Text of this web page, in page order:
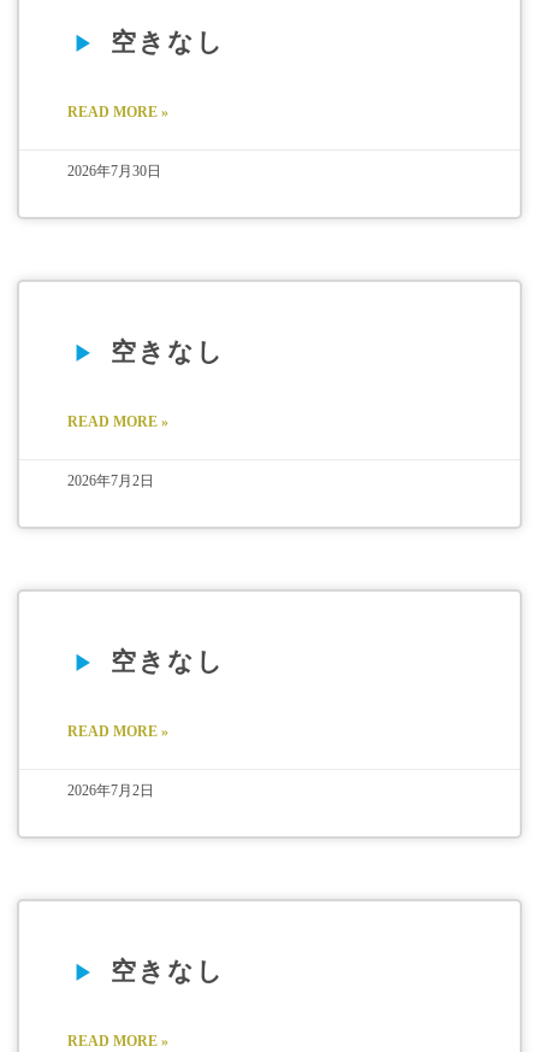
空きなし
READ MORE »
2026年7月30日
空きなし
READ MORE »
2026年7月2日
空きなし
READ MORE »
2026年7月2日
空きなし
READ MORE »